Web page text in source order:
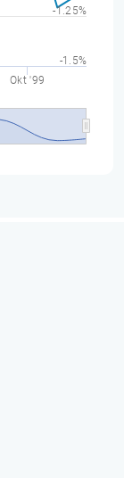
Okt '99
-1.5%
-1.25%